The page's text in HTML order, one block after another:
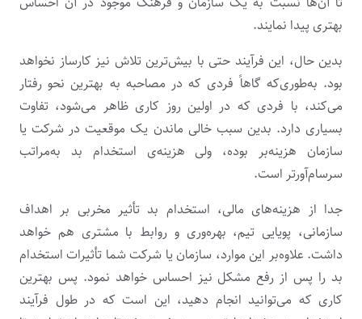
بهتری پیدا نمایند.
بدین حال، این فرآیند حتی با بیش‌ترین تلاش نیز کارساز نخواهد
بود. به‌طوری‌که گاهاً فردی که در مصاحبه به بهترین نحو رفتار
می‌کند، با فردی که در اولین روز کاری ظاهر می‌شود، تفاوت
بسیاری دارد. بدین سبب خالی ماندن یک موقعیت در شرکت یا
سازمان هزینه‌بر بوده، ولی هزینه‌ی استخدام بد به‌مراتب
سرسام‌آورتر است.
جدا از هزینه‌های مالی، استخدام بد تأثیر مخربی بر اهداف
سازمانی، پویایی تیم، بهره‌وری و روابط با مشتری هم خواهد
داشت. علاوه‌بر این‌ موارد، سازمان یا شرکت شما تأثیرات استخدام
بد را پس از رفع مشکل نیز احساس خواهد نمود. پس بهترین
کاری که می‌توانید انجام دهید، این است که در طول فرآیند